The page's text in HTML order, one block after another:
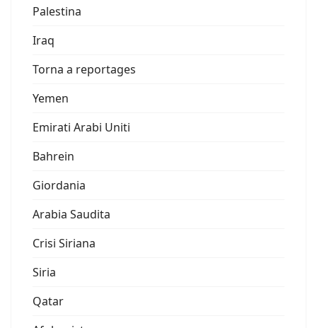
Palestina
Iraq
Torna a reportages
Yemen
Emirati Arabi Uniti
Bahrein
Giordania
Arabia Saudita
Crisi Siriana
Siria
Qatar